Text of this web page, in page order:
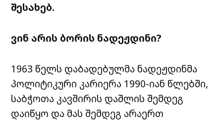
შესახებ.
ვინ არის ბორის ნადეჟდინი?
1963 წელს დაბადებულმა ნადეჟდინმა
პოლიტიკური კარიერა 1990-იან წლებში,
საბჭოთა კავშირის დაშლის შემდეგ
დაიწყო და მას შემდეგ არაერთ